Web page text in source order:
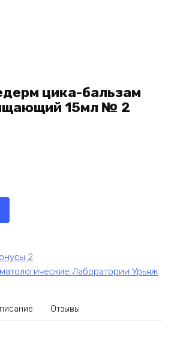
цика-бальзам
15мл № 2
2
Лаборатории Урьяж
Отзывы